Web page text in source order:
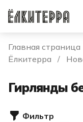
Главная страница
Ёлкитерра
Гирлянды
Фильтр